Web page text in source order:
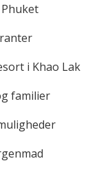
i Khao Lak
familier